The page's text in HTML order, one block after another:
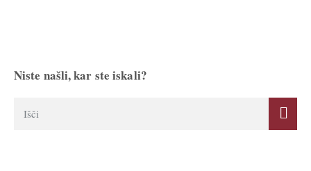
Niste našli, kar ste iskali?